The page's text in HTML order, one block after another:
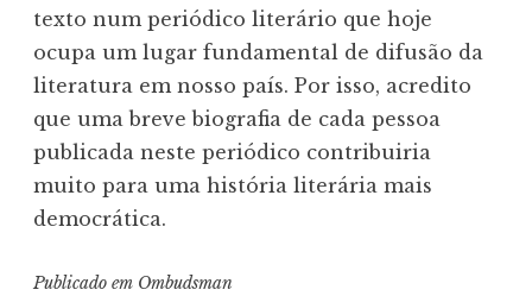
texto num periódico literário que hoje
ocupa um lugar fundamental de difusão da
literatura em nosso país. Por isso, acredito
que uma breve biografia de cada pessoa
publicada neste periódico contribuiria
muito para uma história literária mais
democrática.
Publicado em Ombudsman